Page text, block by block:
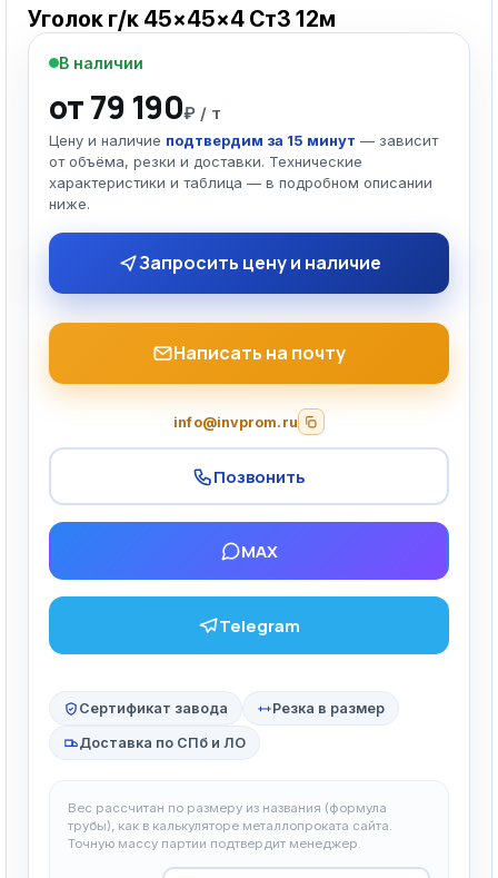
Уголок г/к 45×45×4 Ст3 12м
В наличии
от 79 190₽ / т
Цену и наличие подтвердим за 15 минут — зависит
от объёма, резки и доставки. Технические
характеристики и таблица — в подробном описании
ниже.
Запросить цену и наличие
Написать на почту
info@invprom.ru
Позвонить
MAX
Telegram
Сертификат завода Резка в размер
Доставка по СПб и ЛО
Вес рассчитан по размеру из названия (формула
трубы), как в калькуляторе металлопроката сайта.
Точную массу партии подтвердит менеджер.